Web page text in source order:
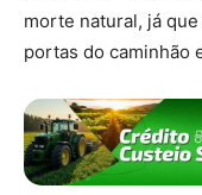
morte natural, já
portas do caminhão